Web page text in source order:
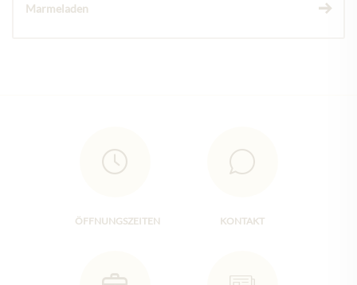
Marmeladen
ÖFFNUNGSZEITEN KONTAKT